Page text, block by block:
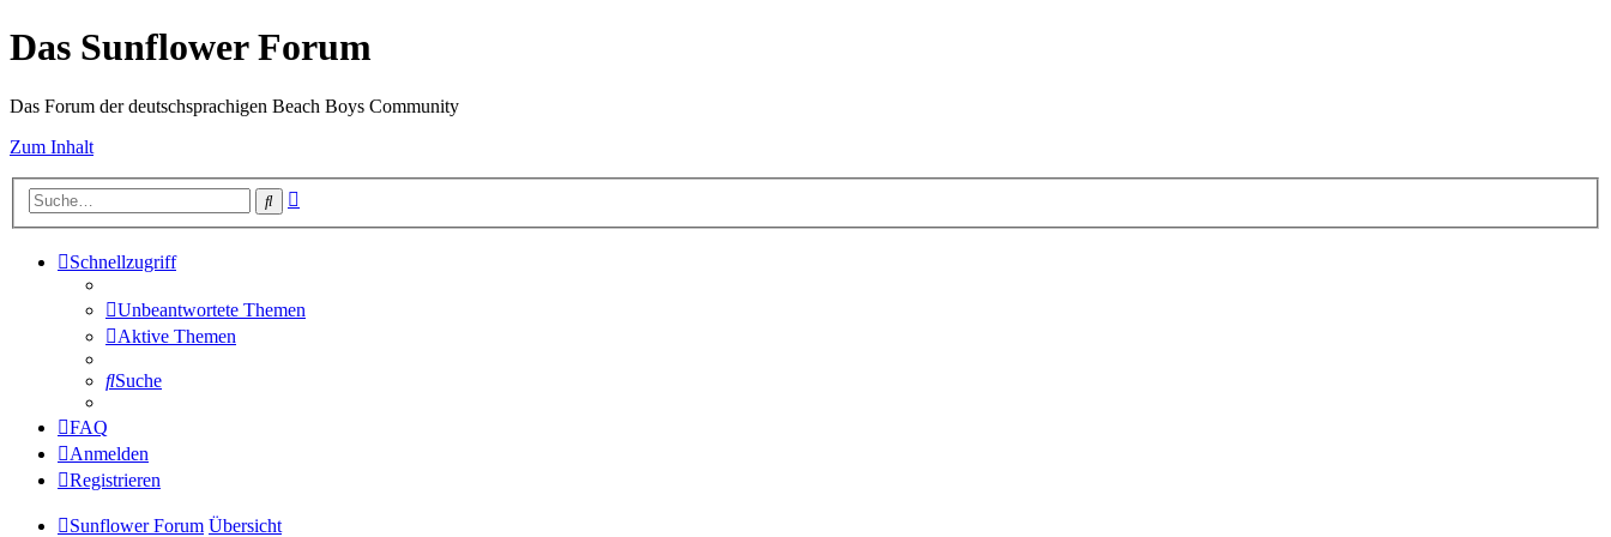
Das Sunflower Forum
Das Forum der deutschsprachigen Beach Boys Community
Zum Inhalt
Suche
Schnellzugriff
Unbeantwortete Themen
Aktive Themen
Suche
FAQ
Anmelden
Registrieren
Sunflower Forum Übersicht